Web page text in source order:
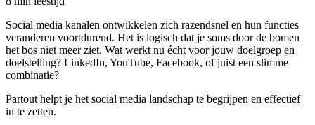
Social media kanalen ontwikkelen zich razendsnel en hun functies
veranderen voortdurend. Het is logisch dat je soms door de bomen
het bos niet meer ziet. Wat werkt nu écht voor jouw doelgroep en
doelstelling? LinkedIn, YouTube, Facebook, of juist een slimme
combinatie?
Partout helpt je het social media landschap te begrijpen en effectief
in te zetten.